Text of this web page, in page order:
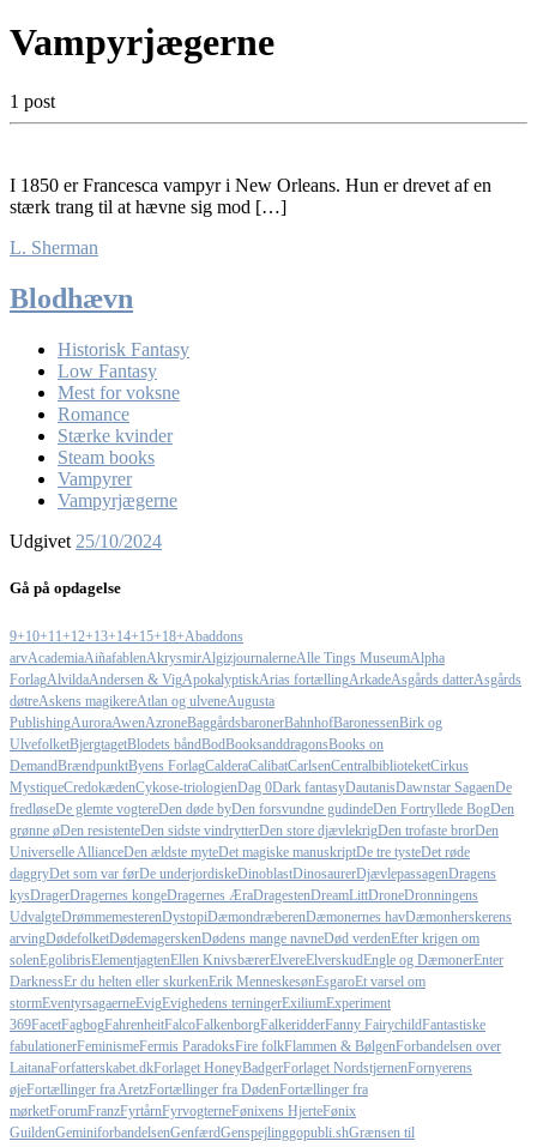
Vampyrjægerne
1 post
I 1850 er Francesca vampyr i New Orleans. Hun er drevet af en
stærk trang til at hævne sig mod […]
L. Sherman
Blodhævn
Historisk Fantasy
Low Fantasy
Mest for voksne
Romance
Stærke kvinder
Steam books
Vampyrer
Vampyrjægerne
Udgivet 25/10/2024
Gå på opdagelse
9+10+11+12+13+14+15+18+Abaddons
arvAcademiaAiñafablenAkrysmirAlgizjournalerneAlle Tings MuseumAlpha
ForlagAlvildaAndersen & VigApokalyptiskArias fortællingArkadeAsgårds datterAsgårds
døtreAskens magikereAtlan og ulveneAugusta
PublishingAuroraAwenAzroneBaggårdsbaronerBahnhofBaronessenBirk og
UlvefolketBjergtagetBlodets båndBodBooksanddragonsBooks on
DemandBrændpunktByens ForlagCalderaCalibatCarlsenCentralbiblioteketCirkus
MystiqueCredokædenCykose-triologienDag 0Dark fantasyDautanisDawnstar SagaenDe
fredløseDe glemte vogtereDen døde byDen forsvundne gudindeDen Fortryllede BogDen
grønne øDen resistenteDen sidste vindrytterDen store djævlekrigDen trofaste brorDen
Universelle AllianceDen ældste myteDet magiske manuskriptDe tre tysteDet røde
daggryDet som var førDe underjordiskeDinoblastDinosaurerDjævlepassagenDragens
kysDragerDragernes kongeDragernes ÆraDragestenDreamLittDroneDronningens
UdvalgteDrømmemesterenDystopiDæmondræberenDæmonernes havDæmonherskerens
arvingDødefolketDødemagerskenDødens mange navneDød verdenEfter krigen om
solenEgolibrisElementjagtenEllen KnivsbærerElvereElverskudEngle og DæmonerEnter
DarknessEr du helten eller skurkenErik MenneskesønEsgaroEt varsel om
stormEventyrsagaerneEvigEvighedens terningerExiliumExperiment
369FacetFagbogFahrenheitFalcoFalkenborgFalkeridderFanny FairychildFantastiske
fabulationerFeminismeFermis ParadoksFire folkFlammen & BølgenForbandelsen over
LaitanaForfatterskabet.dkForlaget HoneyBadgerForlaget NordstjernenFornyerens
øjeFortællinger fra AretzFortællinger fra DødenFortællinger fra
mørketForumFranzFyrtårnFyrvogterneFønixens HjerteFønix
GuildenGeminiforbandelsenGenfærdGenspejlinggopubli.shGrænsen til